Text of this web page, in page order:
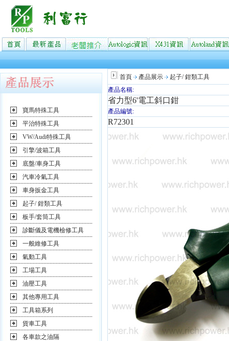
寶馬特殊工具
平治特殊工具
VW/Audi特殊工具
引擎/波箱工具
底盤/車身工具
汽車冷氣工具
車身扳金工具
起子/ 鉗類工具
板手/套筒工具
診斷儀及電機檢修工具
一般維修工具
氣動工具
工場工具
油壓工具
其他專用工具
工具箱系列
貨車工具
各車款之油隔
首頁 產品展示
起子/ 鉗類工具
產品名稱:
省力型6'電工斜口鉗
產品編號:
R72301